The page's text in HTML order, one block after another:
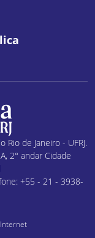
de Janeiro - UFRJ.
2° andar Cidade
+55 - 21 - 3938-